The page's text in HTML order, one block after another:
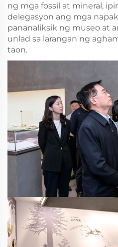
ng mga fossil at mineral,
delegasyon ang mga
pananaliksik ng museo at
unlad sa larangan ng
taon.